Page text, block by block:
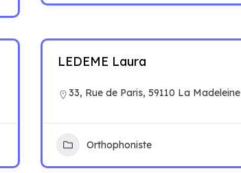
LEDEME Laura
33, Rue de Paris, 59110 La Madeleine
Orthophoniste